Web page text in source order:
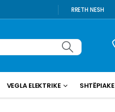
RRETH NESH
VEGLA ELEKTRIKE SHTËPIAKE